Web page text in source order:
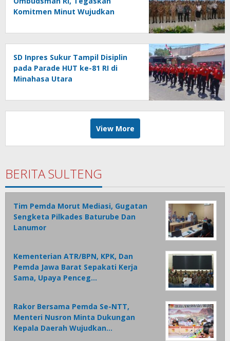
Komitmen Minut Wujudkan
SD Inpres Sukur Tampil Disiplin
pada Parade HUT ke-81 RI di
Minahasa Utara
View More
BERITA SULTENG
Tim Pemda Morut Mediasi, Gugatan
Sengketa Pilkades Baturube Dan
Lanumor
Kementerian ATR/BPN, KPK, Dan
Pemda Jawa Barat Sepakati Kerja
Sama, Upaya Penceg…
Rakor Bersama Pemda Se-NTT,
Menteri Nusron Minta Dukungan
Kepala Daerah Wujudkan…